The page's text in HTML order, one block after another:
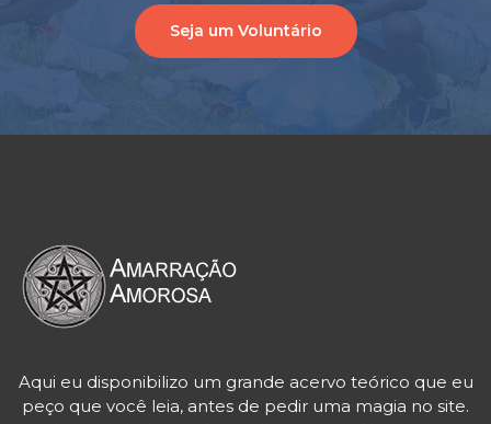
Seja um Voluntário
Aqui eu disponibilizo um grande acervo teórico que eu
peço que você leia, antes de pedir uma magia no site.